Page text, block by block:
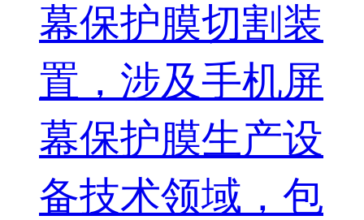
幕保护膜切割装
置，涉及手机屏
幕保护膜生产设
备技术领域，包